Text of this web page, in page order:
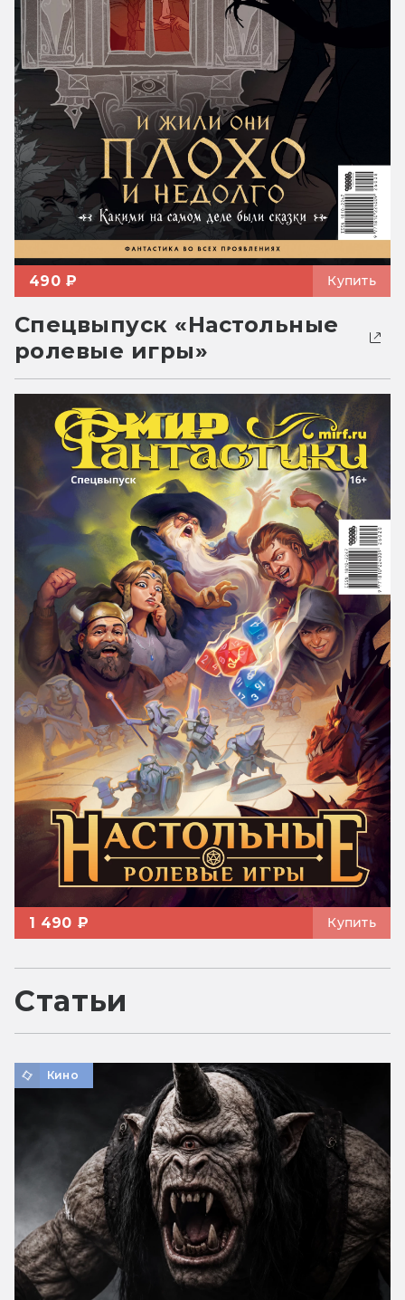
490 ₽ Купить
Спецвыпуск «Настольные
ролевые игры»
1 490 ₽ Купить
Статьи
Кино